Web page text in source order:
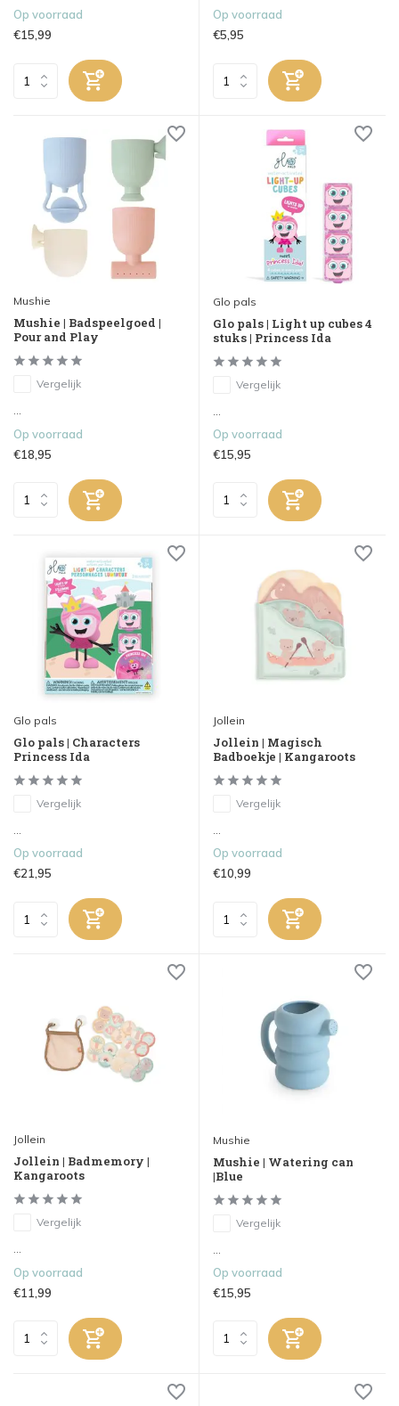
Op voorraad
€15,99
Op voorraad
€5,95
Mushie
Mushie | Badspeelgoed |
Pour and Play
Vergelijk
Op voorraad
€18,95
Glo pals
Glo pals | Light up cubes 4
stuks | Princess Ida
Vergelijk
Op voorraad
€15,95
Glo pals
Glo pals | Characters
Princess Ida
Vergelijk
Op voorraad
€21,95
Jollein
Jollein | Magisch
Badboekje | Kangaroots
Vergelijk
...
Op voorraad
€10,99
Jollein
Jollein | Badmemory |
Kangaroots
Vergelijk
...
Op voorraad
€11,99
Mushie
Mushie | Watering can
|Blue
Vergelijk
Op voorraad
€15,95